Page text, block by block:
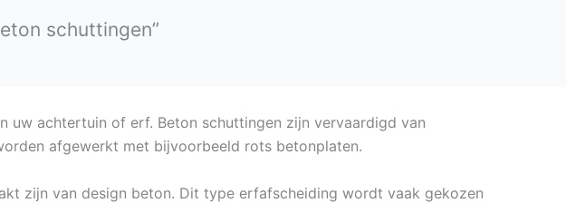
schuttingen”
uw achtertuin of erf. Beton schuttingen zijn vervaardigd van
afgewerkt met bijvoorbeeld rots betonplaten.
zijn van design beton. Dit type erfafscheiding wordt vaak gekozen